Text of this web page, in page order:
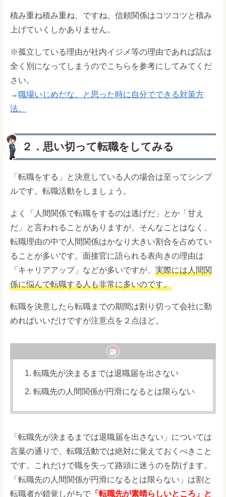
積み重ね積み重ね、ですね。信頼関係はコツコツと積み
上げていくしかありません。
※孤立している理由が社内イジメ等の理由であれば話は
全く別になってしまうのでこちらを参考にしてみてくだ
さい。
→職場いじめだな、と思った時に自分でできる対策方
法。
２．思い切って転職をしてみる
「転職をする」と決意している人の場合は至ってシンプ
ルです。転職活動をしましょう。
よく「人間関係で転職をするのは逃げだ」とか「甘え
だ」と言われることがありますが、そんなことはなく、
転職理由の中で人間関係はかなり大きい割合を占めてい
ることが多いです。面接官に語られる表向きの理由は
「キャリアアップ」などが多いですが、 実際には人間関
係に悩んで転職する人も非常に多いのです。
転職を決意したら転職までの期間は割り切って会社に勤
めればいいだけですが注意点を２点ほど。
転職先が決まるまでは退職届を出さない
転職先の人間関係が円滑になるとは限らない
「転職先が決まるまでは退職届を出さない」については
言葉の通りで、転職活動では絶対に覚えておくべきこと
です。これだけで職を失って路頭に迷うのを防げます。
「転職先の人間関係が円滑になるとは限らない」は割と
転職者が錯覚しがちで 「転職先が素晴らしいところ」と